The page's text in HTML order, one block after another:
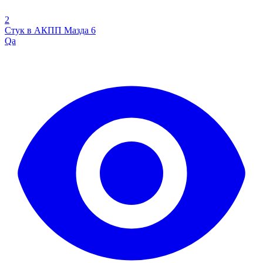
2
Стук в АКПП Мазда 6
Qa